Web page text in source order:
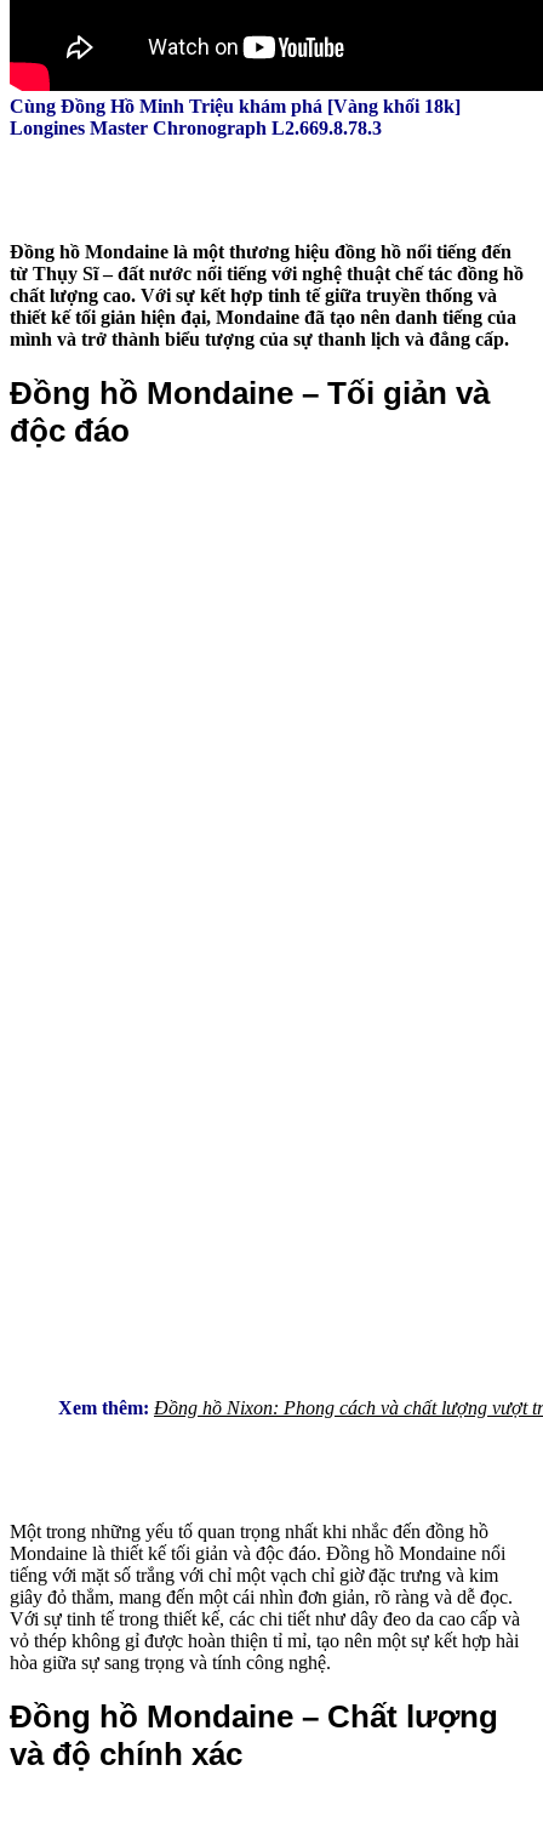
Cùng Đồng Hồ Minh Triệu khám phá [Vàng khối 18k]
Longines Master Chronograph L2.669.8.78.3
Đồng hồ Mondaine là một thương hiệu đồng hồ nổi tiếng đến
từ Thụy Sĩ – đất nước nổi tiếng với nghệ thuật chế tác đồng hồ
chất lượng cao. Với sự kết hợp tinh tế giữa truyền thống và
thiết kế tối giản hiện đại, Mondaine đã tạo nên danh tiếng của
mình và trở thành biểu tượng của sự thanh lịch và đẳng cấp.
Đồng hồ Mondaine – Tối giản và
độc đáo
Xem thêm: Đồng hồ Nixon: Phong cách và chất lượng vượt
Một trong những yếu tố quan trọng nhất khi nhắc đến đồng hồ
Mondaine là thiết kế tối giản và độc đáo. Đồng hồ Mondaine nổi
tiếng với mặt số trắng với chỉ một vạch chỉ giờ đặc trưng và kim
giây đỏ thẳm, mang đến một cái nhìn đơn giản, rõ ràng và dễ đọc.
Với sự tinh tế trong thiết kế, các chi tiết như dây đeo da cao cấp và
vỏ thép không gỉ được hoàn thiện tỉ mỉ, tạo nên một sự kết hợp hài
hòa giữa sự sang trọng và tính công nghệ.
Đồng hồ Mondaine – Chất lượng
và độ chính xác